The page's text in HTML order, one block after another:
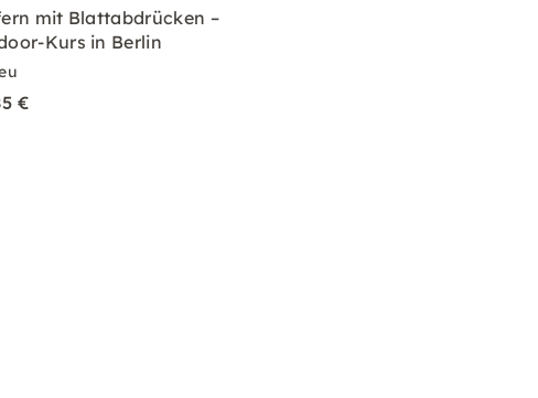
mit Blattabdrücken –
Kurs in Berlin
€